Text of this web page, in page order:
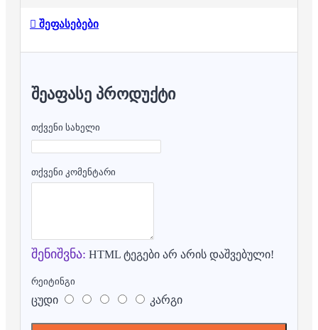
შეფასებები
ᲨᲔᲐᲤᲐᲡᲔ ᲞᲠᲝᲓᲣᲥᲢᲘ
თქვენი სახელი
თქვენი კომენტარი
შენიშვნა: HTML ტეგები არ არის დაშვებული!
რეიტინგი
ცუდი კარგი